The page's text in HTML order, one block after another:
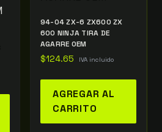
94-04 ZX-6 ZX600 ZX
600 NINJA TIRA DE
AGARRE OEM
$124.65 IVA incluido
AGREGAR AL
CARRITO